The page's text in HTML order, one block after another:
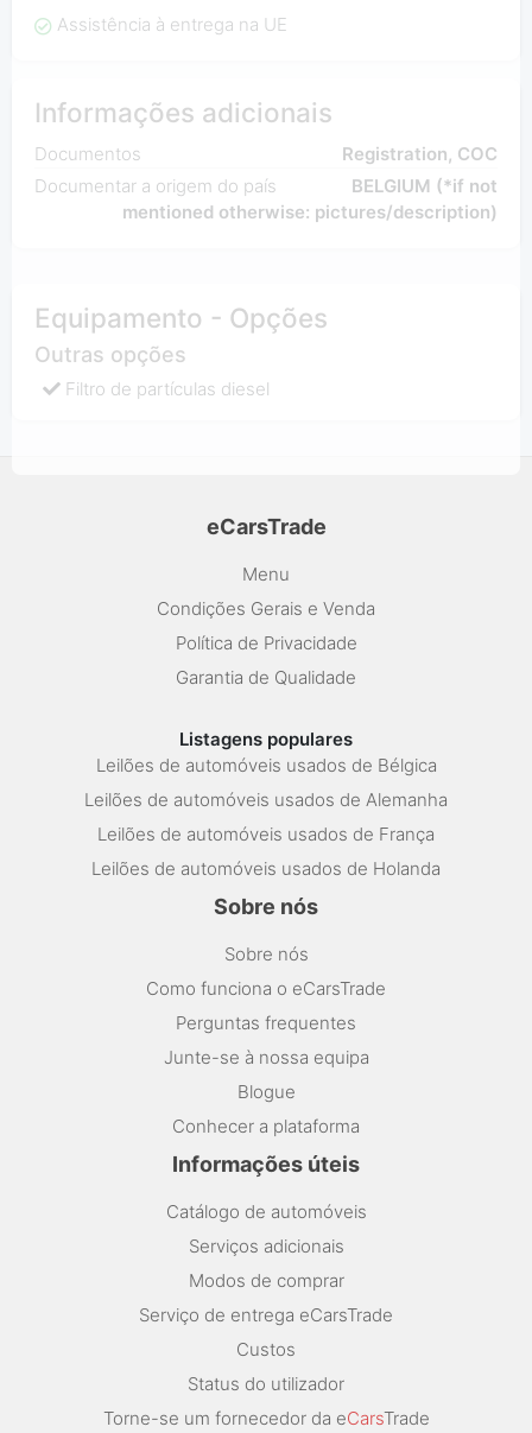
Assistência à entrega na UE
Informações adicionais
Documentos
Registration, COC
Documentar a origem do país
BELGIUM (*if not
mentioned otherwise: pictures/description)
Equipamento - Opções
Outras opções
Filtro de partículas diesel
eCarsTrade
Menu
Condições Gerais e Venda
Política de Privacidade
Garantia de Qualidade
Listagens populares
Leilões de automóveis usados de Bélgica
Leilões de automóveis usados de Alemanha
Leilões de automóveis usados de França
Leilões de automóveis usados de Holanda
Sobre nós
Sobre nós
Como funciona o eCarsTrade
Perguntas frequentes
Junte-se à nossa equipa
Blogue
Conhecer a plataforma
Informações úteis
Catálogo de automóveis
Serviços adicionais
Modos de comprar
Serviço de entrega eCarsTrade
Custos
Status do utilizador
Torne-se um fornecedor da eCarsTrade